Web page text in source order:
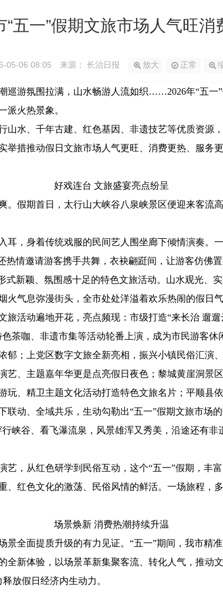
“五一”假期文旅市场人气旺消
05-06 08:05 来源： 长治日报 放大 正常
游氛围拉满，山水畅游人流如织……2026年“五一
派火热景象。
水、千年古建、红色基因、非遗技艺等优质资源
举措推动假日文旅市场人气更旺、消费更热、服务
好戏连台 文旅盛宴亮点纷呈
假期首日，太行山大峡谷八泉峡景区便迎来客流
，身着传统戏服的民间艺人围坐廊下倾情演奏。
情邀请游客携手共舞，衣袂翩跹间，让游客仿佛
新颖、氛围感十足的特色文旅活动。山水观光、
气息弥漫街头，全市处处洋溢着欢乐热闹的假日气
活动遍地开花，亮点频现：市级打造“来长治 遛遛
茶咖、非遗市集等活动轮番上演，成为市民游客
；上党区数字文旅全新亮相，振兴小镇民俗汇演
艺、主题嘉年华更是点亮假日夜色；黎城黄崖洞景
玩、精卫主题文化活动打造特色文旅名片；平顺县
动、全域共乐，生动勾勒出“五一”假期文旅市场的
谷、看飞瀑流泉，风景雄浑又秀美，沿途还有非
，从红色研学到民俗互动，这个“五一”假期，丰
、红色文化的激荡、民俗风情的鲜活。一场旅程，
场景焕新 消费热潮持续升温
全面提质升级的有力见证。“五一”期间，我市精
全新体验，以场景革新集聚客流、转化人气，推动
放假日经济内生动力。